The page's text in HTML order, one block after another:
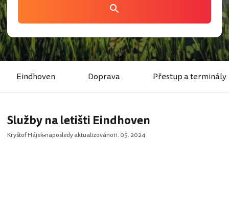
Eindhoven Doprava Přestup a terminály
Služby na letišti Eindhoven
Kryštof Hájek naposledy aktualizováno11. 05. 2024